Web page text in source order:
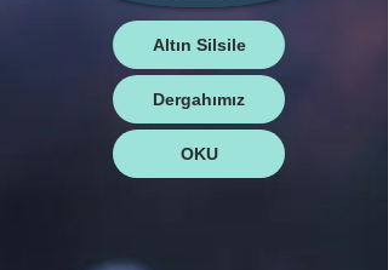
Altın Silsile
Dergahımız
OKU